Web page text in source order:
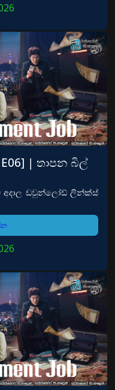
E06] | තාපන බිල්
අදාල ඩවුන්ලෝඩ් ලින්ක්ස්